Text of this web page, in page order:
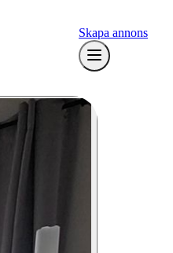
Skapa annons